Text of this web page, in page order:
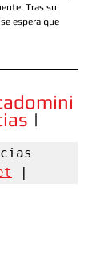
Tras su
espera que
|
|